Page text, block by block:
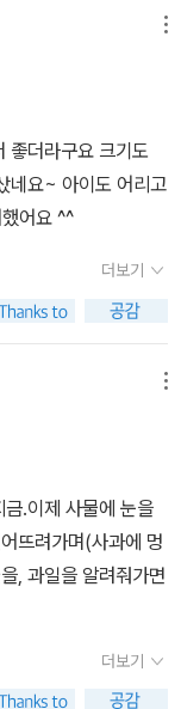
림책으로 무엇을 고
은 책입니다.
좋더라구요 크기도
네요~ 아이도 어리고
어요 ^^
더보기
.이제 사물에 눈을
뜨려가며(사과에 멍
, 과일을 알려줘가면
더보기